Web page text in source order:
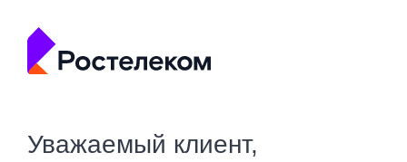
Уважаемый клиент,